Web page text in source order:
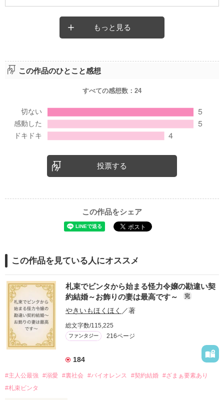
もっと見る
この作品のひとこと感想
すべての感想数： 24
投票する
この作品をシェア
この作品を見ている人にオススメ
札束でビンタから始まる怪力令嬢の勘違い契
約結婚～お飾りの妻は最高です～
完
やきいもほくほく ／著
総文字数/115,225
ファンタジー 216ページ
184
#主人公最強 #溺愛 #裏社会 #バイオレンス #契約結婚 #ざまぁ要素あり
#札束ビンタ